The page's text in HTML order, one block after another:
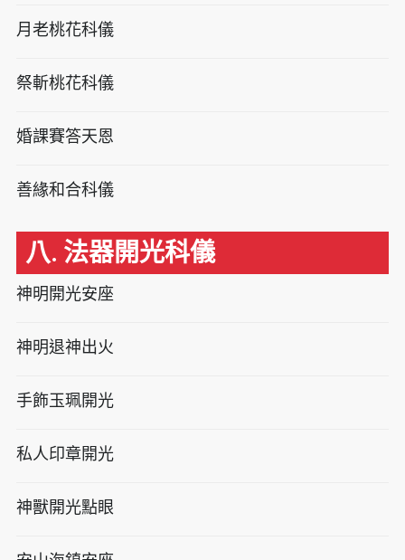
月老桃花科儀
祭斬桃花科儀
婚課賽答天恩
善緣和合科儀
八. 法器開光科儀
神明開光安座
神明退神出火
手飾玉珮開光
私人印章開光
神獸開光點眼